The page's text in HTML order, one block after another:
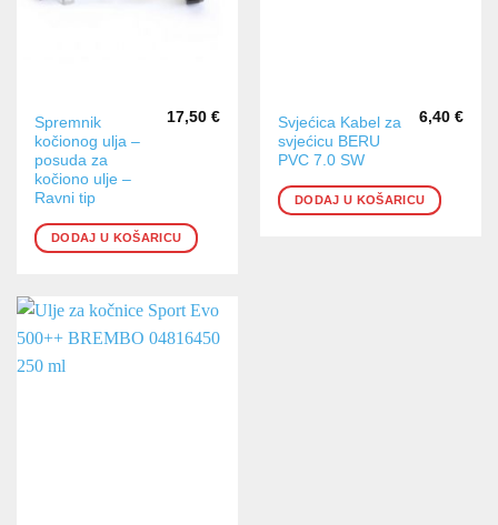
Spremnik
kočionog ulja –
posuda za
kočiono ulje –
Ravni tip
17,50 €
DODAJ U KOŠARICU
Svjećica Kabel za
svjećicu BERU
PVC 7.0 SW
6,40 €
DODAJ U KOŠARICU